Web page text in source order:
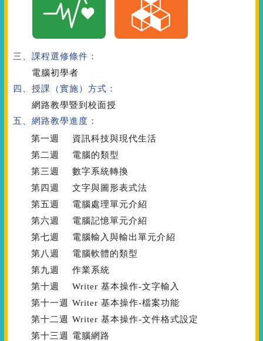
三、課程選修條件：
電腦初學者
四、授課（實施）方式：
網路教學暨到校面授
五、網路教學進度：
第一週
資訊科技與現代生活
第二週
電腦的類型
第三週
數字系統轉換
第四週
文字與圖形表式法
第五週
電腦處理單元介紹
第六週
電腦記憶單元介紹
第七週
電腦輸入與輸出單元介紹
第八週
電腦軟體的類型
第九週
作業系統
第十週
Writer 基本操作-文字輸入
第十一週
Writer 基本操作-檔案功能
第十二週
Writer 基本操作-文件格式設定
第十三週
電腦網路